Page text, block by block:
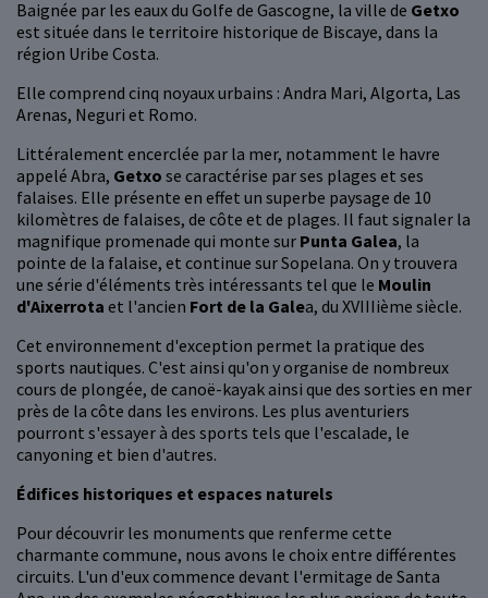
Baignée par les eaux du Golfe de Gascogne, la ville de Getxo
est située dans le territoire historique de Biscaye, dans la
région Uribe Costa.
Elle comprend cinq noyaux urbains : Andra Mari, Algorta, Las
Arenas, Neguri et Romo.
Littéralement encerclée par la mer, notamment le havre
appelé Abra, Getxo se caractérise par ses plages et ses
falaises. Elle présente en effet un superbe paysage de 10
kilomètres de falaises, de côte et de plages. Il faut signaler la
magnifique promenade qui monte sur Punta Galea, la
pointe de la falaise, et continue sur Sopelana. On y trouvera
une série d'éléments très intéressants tel que le Moulin
d'Aixerrota et l'ancien Fort de la Galea, du XVIIIième siècle.
Cet environnement d'exception permet la pratique des
sports nautiques. C'est ainsi qu'on y organise de nombreux
cours de plongée, de canoë-kayak ainsi que des sorties en mer
près de la côte dans les environs. Les plus aventuriers
pourront s'essayer à des sports tels que l'escalade, le
canyoning et bien d'autres.
Édifices historiques et espaces naturels
Pour découvrir les monuments que renferme cette
charmante commune, nous avons le choix entre différentes
circuits. L'un d'eux commence devant l'ermitage de Santa